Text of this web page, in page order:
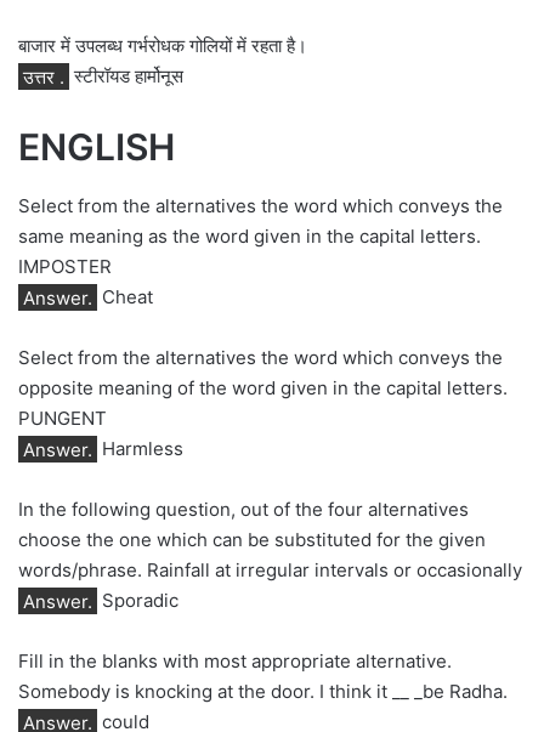
बाजार में उपलब्ध गर्भरोधक गोलियों में रहता है।
उत्तर . स्टीरॉयड हार्मोनूस
ENGLISH
Select from the alternatives the word which conveys the
same meaning as the word given in the capital letters.
IMPOSTER
Answer. Cheat
Select from the alternatives the word which conveys the
opposite meaning of the word given in the capital letters.
PUNGENT
Answer. Harmless
In the following question, out of the four alternatives
choose the one which can be substituted for the given
words/phrase. Rainfall at irregular intervals or occasionally
Answer. Sporadic
Fill in the blanks with most appropriate alternative.
Somebody is knocking at the door. I think it __ _be Radha.
Answer. could